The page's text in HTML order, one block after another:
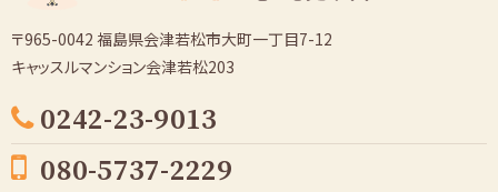
〒965-0042 福島県会津若松市大町一丁目7-12
キャッスルマンション会津若松203
0242-23-9013
080-5737-2229